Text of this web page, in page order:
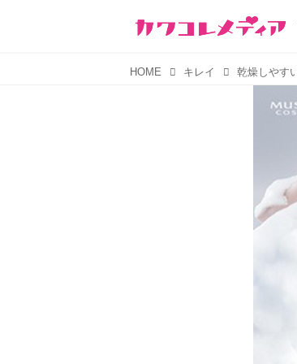
HOME キレイ